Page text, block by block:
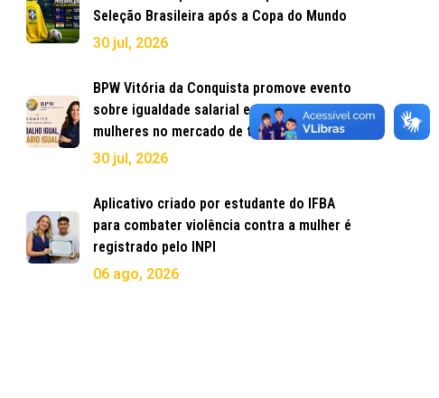
Seleção Brasileira após a Copa do Mundo
30 jul, 2026
BPW Vitória da Conquista promove evento
sobre igualdade salarial e direitos das
mulheres no mercado de trabalho
30 jul, 2026
Aplicativo criado por estudante do IFBA
para combater violência contra a mulher é
registrado pelo INPI
06 ago, 2026